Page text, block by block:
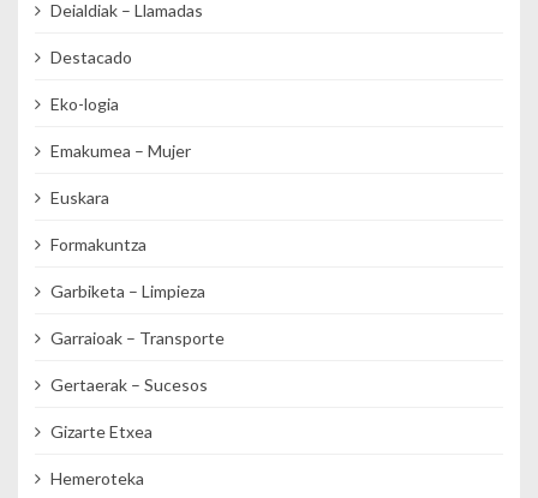
Deialdiak – Llamadas
Destacado
Eko-logia
Emakumea – Mujer
Euskara
Formakuntza
Garbiketa – Limpieza
Garraioak – Transporte
Gertaerak – Sucesos
Gizarte Etxea
Hemeroteka